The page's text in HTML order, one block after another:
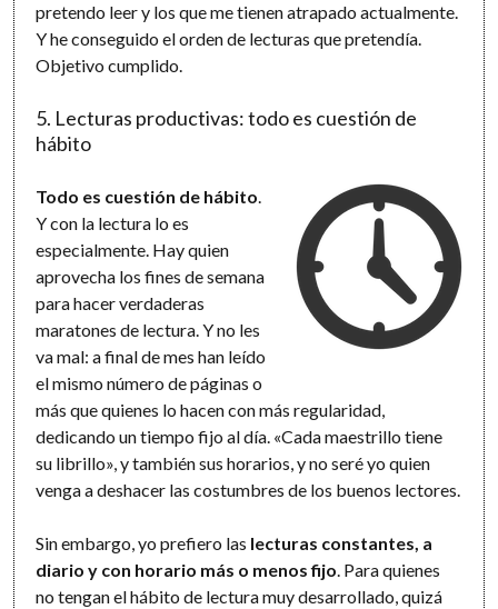
pretendo leer y los que me tienen atrapado actualmente.
Y he conseguido el orden de lecturas que pretendía.
Objetivo cumplido.
5. Lecturas productivas: todo es cuestión de
hábito
Todo es cuestión de hábito.
Y con la lectura lo es
especialmente. Hay quien
aprovecha los fines de semana
para hacer verdaderas
maratones de lectura. Y no les
va mal: a final de mes han leído
el mismo número de páginas o
más que quienes lo hacen con más regularidad,
dedicando un tiempo fijo al día. «Cada maestrillo tiene
su librillo», y también sus horarios, y no seré yo quien
venga a deshacer las costumbres de los buenos lectores.
Sin embargo, yo prefiero las lecturas constantes, a
diario y con horario más o menos fijo. Para quienes
no tengan el hábito de lectura muy desarrollado, quizá